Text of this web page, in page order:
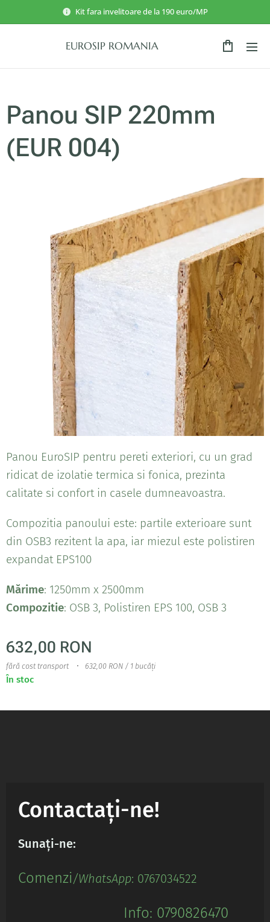
Kit fara invelitoare de la 190 euro/MP
EUROSIP ROMANIA
Panou SIP 220mm
(EUR 004)
Panou EuroSIP pentru pereti exteriori, cu un grad
ridicat de izolatie termica si fonica, prezinta
calitate si confort in casele dumneavoastra.
Compozitia panoului este: partile exterioare sunt
din OSB3 rezitent la apa, iar miezul este polistiren
expandat EPS100
Mărime: 1250mm x 2500mm
Compozitie: OSB 3, Polistiren EPS 100, OSB 3
632,00 RON
fără cost transport 632,00 RON / 1 bucăți
În stoc
Contactați-ne!
Sunați-ne:
Comenzi/WhatsApp: 0767034522
Info: 0790826470